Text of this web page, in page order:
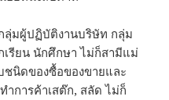
ลุ่มผู้ปฏิบัติงานบริษัท กลุ่ม
เรียน นักศึกษา ไม่ก็สามีแม่
นิดของซื้อของขายและ
ำการค้าเสต๊ก, สลัด ไม่ก็